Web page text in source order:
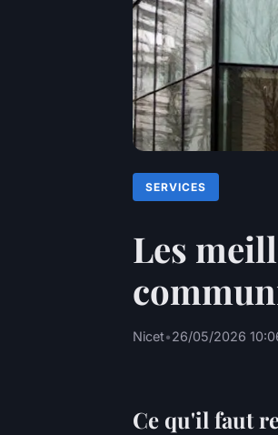
SERVICES
Les
Nicet•26/05/2026
Ce qu'il faut